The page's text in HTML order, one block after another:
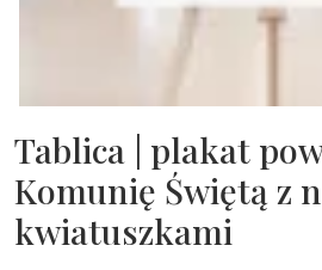
Tablica | plakat
Komunię Świętą z
kwiatuszkami